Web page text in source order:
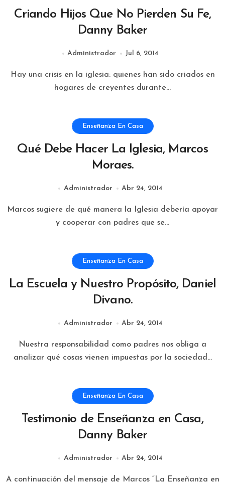
Criando Hijos Que No Pierden Su Fe,
Danny Baker
Administrador Jul 6, 2014
Hay una crisis en la iglesia: quienes han sido criados en
hogares de creyentes durante...
Enseñanza En Casa
Qué Debe Hacer La Iglesia, Marcos
Moraes.
Administrador Abr 24, 2014
Marcos sugiere de qué manera la Iglesia debería apoyar
y cooperar con padres que se...
Enseñanza En Casa
La Escuela y Nuestro Propósito, Daniel
Divano.
Administrador Abr 24, 2014
Nuestra responsabilidad como padres nos obliga a
analizar qué cosas vienen impuestas por la sociedad...
Enseñanza En Casa
Testimonio de Enseñanza en Casa,
Danny Baker
Administrador Abr 24, 2014
A continuación del mensaje de Marcos “La Enseñanza en